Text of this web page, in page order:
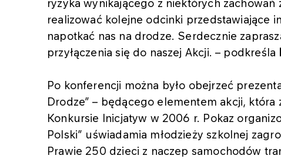
ryzyka wynikającego z niektórych
realizować kolejne odcinki przedstawiające
napotkać nas na drodze. Serdecznie
przyłączenia się do naszej Akcji. – podkreśla
Po konferencji można było obejrzeć
Drodze” – będącego elementem akcji,
Konkursie Inicjatyw w 2006 r. Pokaz
Polski” uświadamia młodzieży szkolnej
Prawie 250 dzieci z naczep samochodów